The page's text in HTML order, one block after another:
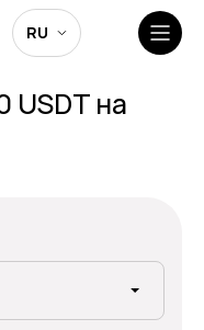
RU
USDT на